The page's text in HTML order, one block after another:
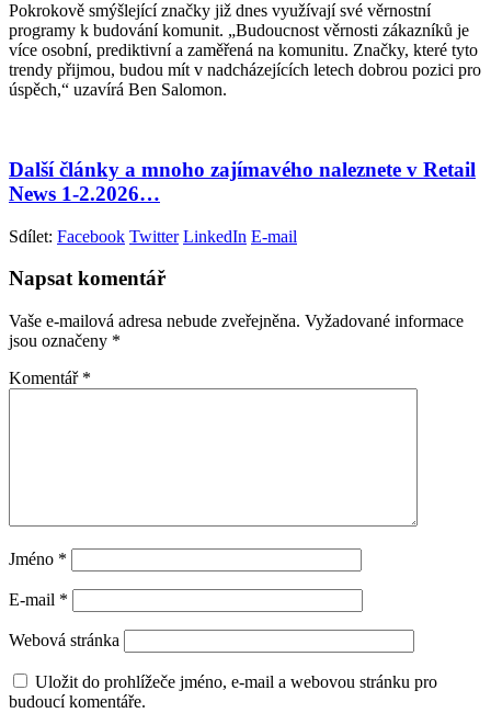
Pokrokově smýšlející značky již dnes využívají své věrnostní
programy k budování komunit. „Budoucnost věrnosti zákazníků je
více osobní, prediktivní a zaměřená na komunitu. Značky, které tyto
trendy přijmou, budou mít v nadcházejících letech dobrou pozici pro
úspěch,“ uzavírá Ben Salomon.
Další články a mnoho zajímavého naleznete v Retail
News 1-2.2026…
Sdílet: Facebook Twitter LinkedIn E-mail
Napsat komentář
Vaše e-mailová adresa nebude zveřejněna. Vyžadované informace
jsou označeny *
Komentář *
Jméno *
E-mail *
Webová stránka
Uložit do prohlížeče jméno, e-mail a webovou stránku pro
budoucí komentáře.